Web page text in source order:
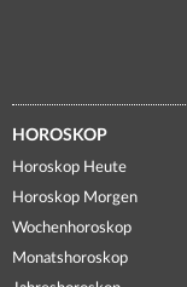
HOROSKOP
Horoskop Heute
Horoskop Morgen
Wochenhoroskop
Monatshoroskop